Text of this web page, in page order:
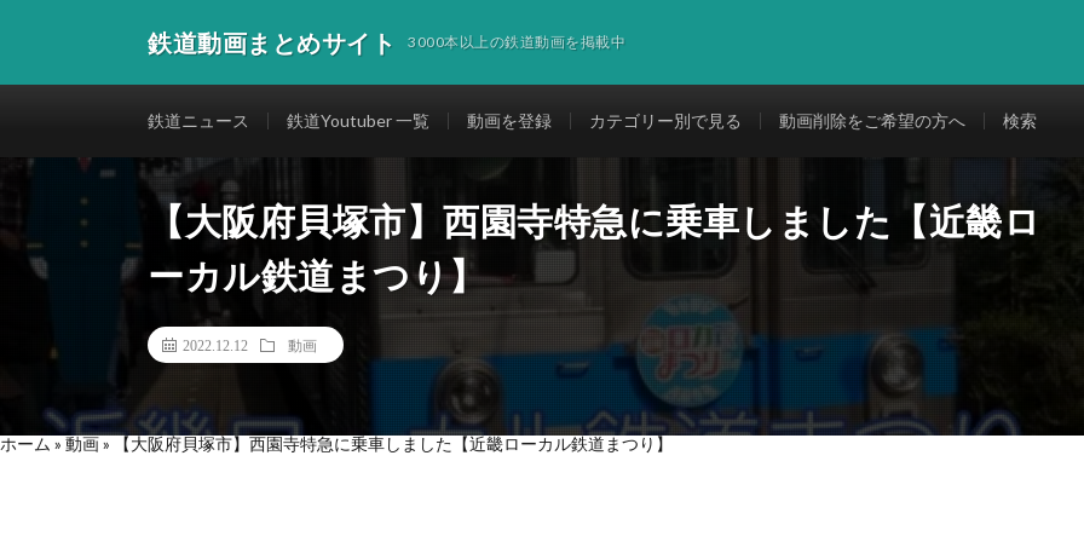
鉄道動画まとめサイト 3000本以上の鉄道動画を掲載中
鉄道ニュース 鉄道Youtuber 一覧 動画を登録 カテゴリー別で見る 動画削除をご希望の方へ 検索
【大阪府貝塚市】西園寺特急に乗車しました【近畿ロ
ーカル鉄道まつり】
2022.12.12 動画
ホーム » 動画» 【大阪府貝塚市】西園寺特急に乗車しました【近畿ローカル鉄道まつり】